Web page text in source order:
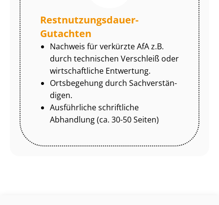
Rest­nut­zungs­dau­er-
Gutachten
Nachweis für verkürzte AfA z.B.
durch technischen Verschleiß oder
wirtschaftliche Entwertung.
Ortsbegehung durch Sach­ver­stän­
di­gen.
Ausführliche schriftliche
Abhandlung (ca. 30-50 Seiten)